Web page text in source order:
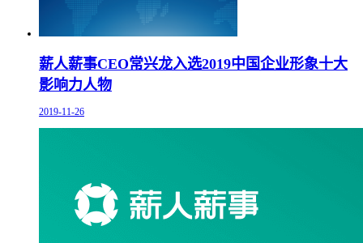
薪人薪事CEO常兴龙入选2019中国企业形象十大
影响力人物
2019-11-26